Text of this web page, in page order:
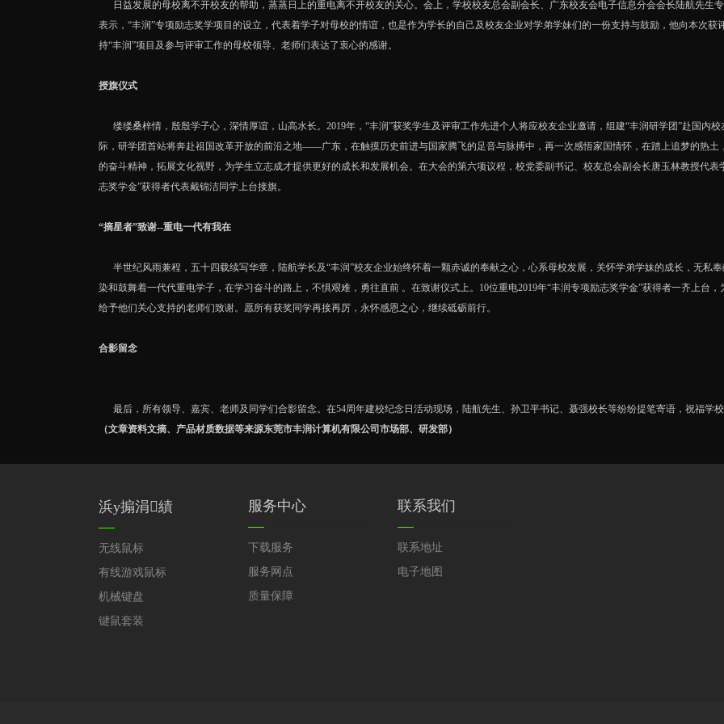
日益发展的母校离不开校友的帮助，蒸蒸日上的重电离不开校友的关心。会上，学校校友总会副会长、广东校友会电子信息分会会长陆航先生
表示，“丰润”专项励志奖学项目的设立，代表着学子对母校的情谊，也是作为学长的自己及校友企业对学弟学妹们的一份支持与鼓励，他向本次
持“丰润”项目及参与评审工作的母校领导、老师们表达了衷心的感谢。
授旗仪式
缕缕桑梓情，殷殷学子心，深情厚谊，山高水长。2019年，“丰润”获奖学生及评审工作先进个人将应校友企业邀请，组建“丰润研学团”赴国内
际，研学团首站将奔赴祖国改革开放的前沿之地——广东，在触摸历史前进与国家腾飞的足音与脉搏中，再一次感悟家国情怀，在踏上追梦的热
的奋斗精神，拓展文化视野，为学生立志成才提供更好的成长和发展机会。在大会的第六项议程，校党委副书记、校友总会副会长唐玉林教授代表
志奖学金”获得者代表戴锦洁同学上台接旗。
“摘星者”致谢--重电一代有我在
半世纪风雨兼程，五十四载续写华章，陆航学长及“丰润”校友企业始终怀着一颗赤诚的奉献之心，心系母校发展，关怀学弟学妹的成长，无私
染和鼓舞着一代代重电学子，在学习奋斗的路上，不惧艰难，勇往直前 。在致谢仪式上。10位重电2019年“丰润专项励志奖学金”获得者一齐上台
给予他们关心支持的老师们致谢。愿所有获奖同学再接再厉，永怀感恩之心，继续砥砺前行。
合影留念
最后，所有领导、嘉宾、老师及同学们合影留念。在54周年建校纪念日活动现场，陆航先生、孙卫平书记、聂强校长等纷纷提笔寄语，祝福学
（文章资料文摘、产品材质数据等来源东莞市丰润计算机有限公司市场部、研发部）
浜у搧涓績
无线鼠标
有线游戏鼠标
机械键盘
键鼠套装
服务中心
下载服务
服务网点
质量保障
联系我们
联系地址
电子地图